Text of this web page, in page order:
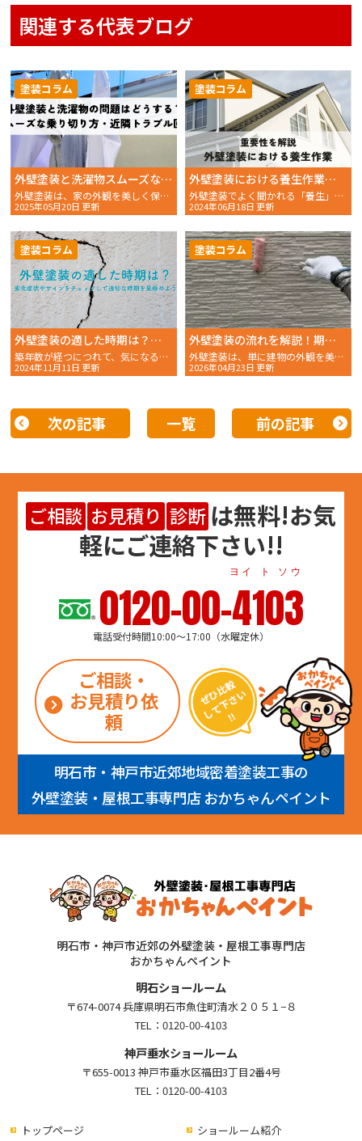
関連する代表ブログ
外壁塗装と洗濯物スムーズな乗り切り方近隣トラブル回避策
外壁塗装は、家の外観を美しく保つための重要なメンテナンスで
2025年05月20日 更新
塗装コラム
外壁塗装における養生作業とは？重要性を解説します
外壁塗装でよく聞かれる「養生」という単語、あまり詳しい意
2024年06月18日 更新
塗装コラム
外壁塗装の適した時期は？劣化症状やサインをチェックして適切な時期を見極めよう
築年数が経つにつれて、気になるのが家の外壁の状態ですよね。
2024年11月11日 更新
塗装コラム
外壁塗装の流れを解説！期間や注意点、失敗しない業者選び
外壁塗装は、単に建物の外観を美しく保つだけでなく、建材を雨風や紫外線といった厳しい自然環境から保護し……
2026年04月23日 更新
塗装コラム
次の記事 一覧 前の記事
ご相談 お見積り 診断 は無料!お気
軽にご連絡下さい!!
0120-00-4103
ヨイ ト ソウ
電話受付時間10:00～17:00（水曜定休）
ご相談・
お見積り依
頼
明石市・神戸市近郊地域密着塗装工事の
外壁塗装・屋根工事専門店 おかちゃんペイント
明石市・神戸市近郊の外壁塗装・屋根工事専門店
おかちゃんペイント
明石ショールーム
〒674-0074 兵庫県明石市魚住町清水２０５１−８
TEL： 0120-00-4103
神戸垂水ショールーム
〒655-0013 神戸市垂水区福田3丁目2番4号
TEL： 0120-00-4103
トップページ
ショールーム紹介